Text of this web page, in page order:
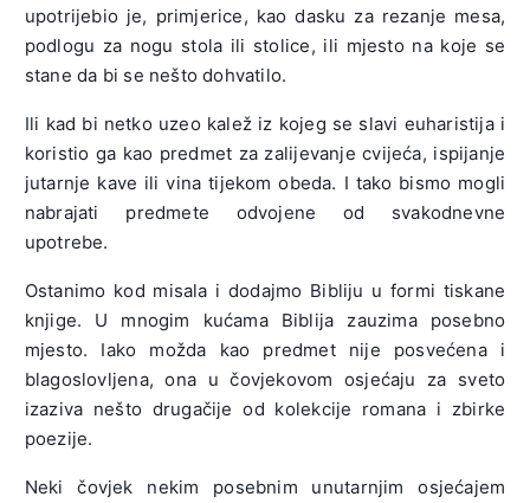
upotrijebio je, primjerice, kao dasku za rezanje mesa,
podlogu za nogu stola ili stolice, ili mjesto na koje se
stane da bi se nešto dohvatilo.
Ili kad bi netko uzeo kalež iz kojeg se slavi euharistija i
koristio ga kao predmet za zalijevanje cvijeća, ispijanje
jutarnje kave ili vina tijekom obeda. I tako bismo mogli
nabrajati predmete odvojene od svakodnevne
upotrebe.
Ostanimo kod misala i dodajmo Bibliju u formi tiskane
knjige. U mnogim kućama Biblija zauzima posebno
mjesto. Iako možda kao predmet nije posvećena i
blagoslovljena, ona u čovjekovom osjećaju za sveto
izaziva nešto drugačije od kolekcije romana i zbirke
poezije.
Neki čovjek nekim posebnim unutarnjim osjećajem